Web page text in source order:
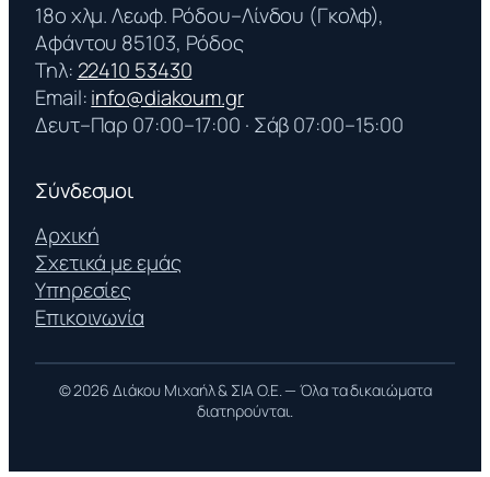
18ο χλμ. Λεωφ. Ρόδου–Λίνδου (Γκολφ),
Αφάντου 85103, Ρόδος
Τηλ: 22410 53430
Email:info@diakoum.gr
Δευτ–Παρ 07:00–17:00 · Σάβ 07:00–15:00
Σύνδεσμοι
Αρχική
Σχετικά με εμάς
Υπηρεσίες
Επικοινωνία
© 2026 Διάκου Μιχαήλ & ΣΙΑ Ο.Ε. — Όλα τα δικαιώματα
διατηρούνται.